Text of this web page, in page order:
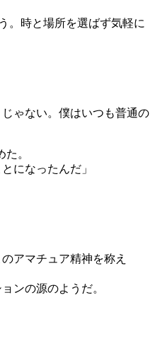
。時と場所を選ばず気軽に
ゃない。僕はいつも普通の
。
になったんだ」
アマチュア精神を称え
ンの源のようだ。